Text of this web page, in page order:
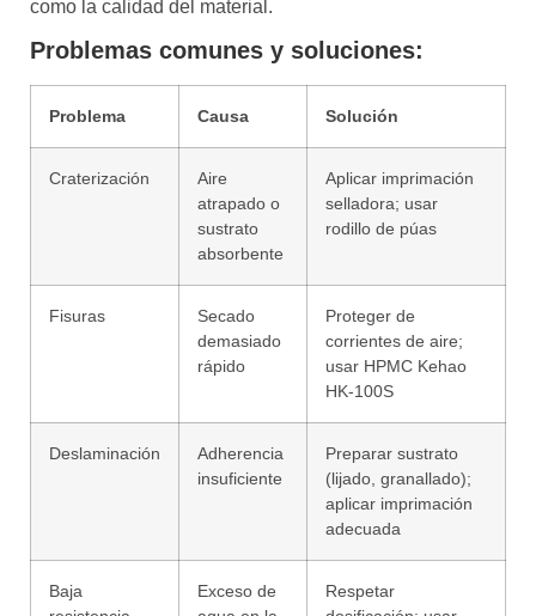
como la calidad del material.
Problemas comunes y soluciones:
Problema Causa Solución
Craterización
Aire
atrapado o
sustrato
absorbente
Aplicar imprimación
selladora; usar
rodillo de púas
Fisuras
Secado
demasiado
rápido
Proteger de
corrientes de aire;
usar HPMC Kehao
HK-100S
Deslaminación
Adherencia
insuficiente
Preparar sustrato
(lijado, granallado);
aplicar imprimación
adecuada
Baja
Exceso de
Respetar